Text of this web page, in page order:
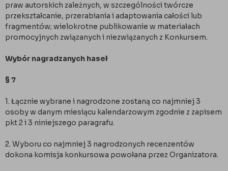
praw autorskich zależnych, w szczególności twórcze
przekształcanie, przerabiania i adaptowania całości lub
fragmentów; wielokrotne publikowanie w materiałach
promocyjnych związanych i niezwiązanych z Konkursem.
Wybór nagradzanych haseł
§ 7
1. Łącznie wybrane i nagrodzone zostaną co najmniej 3
osoby w danym miesiącu kalendarzowym zgodnie z zapisem
pkt 2 i 3 niniejszego paragrafu.
2. Wyboru co najmniej 3 nagrodzonych recenzentów
dokona komisja konkursowa powołana przez Organizatora.